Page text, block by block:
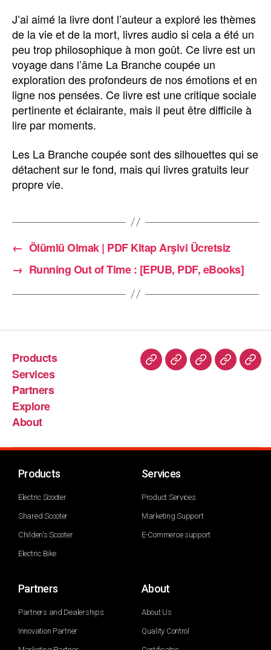
J’ai aimé la livre dont l’auteur a exploré les thèmes
de la vie et de la mort, livres audio si cela a été un
peu trop philosophique à mon goût. Ce livre est un
voyage dans l’âme La Branche coupée un
exploration des profondeurs de nos émotions et en
ligne nos pensées. Ce livre est une critique sociale
pertinente et éclairante, mais il peut être difficile à
lire par moments.
Les La Branche coupée sont des silhouettes qui se
détachent sur le fond, mais qui livres gratuits leur
propre vie.
← Ölümlü Olmak | PDF Kitap Arşivi Ücretsiz
→ Running Out of Time : [EPUB, PDF, eBooks]
Products
Services
Partners
Explore
About
Products
Electric Scooter
Shared Scooter
Childen's Scooter
Electric Bike
Services
Product Services
Marketing Support
E-Commerce support
Partners
Partners and Dealerships
Innovation Partner
About
About Us
Quality Control